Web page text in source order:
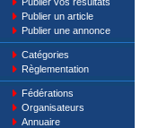
Publier un article
Publier une annonce
Catégories
Règlementation
Fédérations
Organisateurs
Annuaire